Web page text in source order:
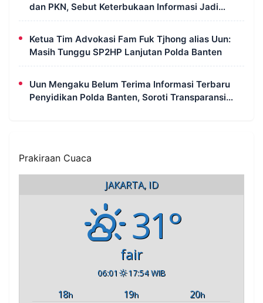
dan PKN, Sebut Keterbukaan Informasi Jadi
Instrumen Pengawasan Korupsi
Ketua Tim Advokasi Fam Fuk Tjhong alias Uun:
Masih Tunggu SP2HP Lanjutan Polda Banten
Uun Mengaku Belum Terima Informasi Terbaru
Penyidikan Polda Banten, Soroti Transparansi
Prakiraan Cuaca
JAKARTA, ID
31°
fair
06:01 17:54 WIB
18h 19h 20h